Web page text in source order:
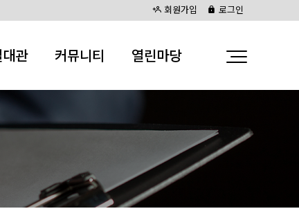
회원가입 로그인
관 커뮤니티 열린마당